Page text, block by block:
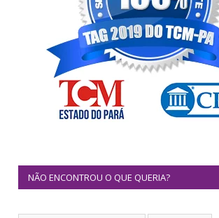
NÃO ENCONTROU O QUE QUERIA?